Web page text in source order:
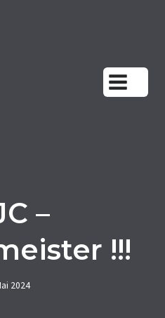
–
!!!
2024